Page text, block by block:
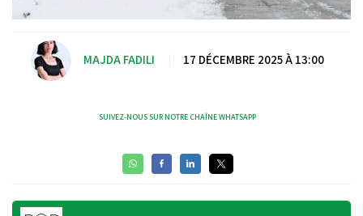
MAJDA FADILI 17 DÉCEMBRE 2025 À 13:00
SUIVEZ-NOUS SUR NOTRE CHAÎNE WHATSAPP